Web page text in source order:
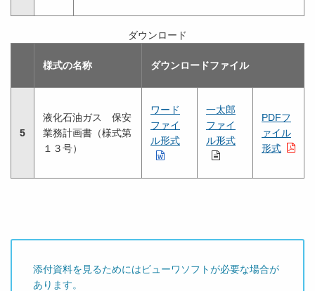
様式の名称 ダウンロードファイル
ダウンロード
5
液化石油ガス 保安
業務計画書（様式第
１３号）
ワード
ファイ
ル形式
一太郎
ファイ
ル形式
PDFフ
ァイル
形式
添付資料を見るためにはビューワソフトが必要な場合が
あります。